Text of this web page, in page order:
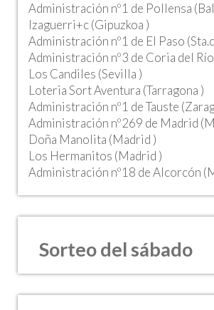
Administración nº1 de Pollensa
Izaguerri+c (Gipuzkoa )
Administración nº1 de El Paso
Administración nº3 de Coria del
Los Candiles (Sevilla )
Loteria Sort Aventura (Tarragona )
Administración nº1 de Tauste
Administración nº269 de Madrid
Doña Manolita (Madrid )
Los Hermanitos (Madrid )
Administración nº18 de Alcorcón
Sorteo del sábado